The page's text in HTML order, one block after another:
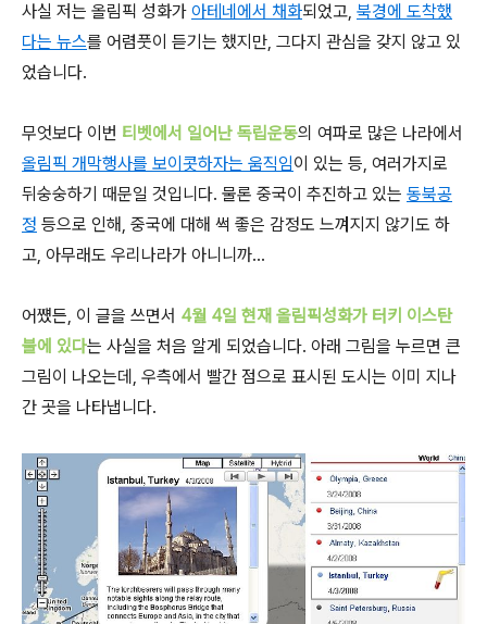
사실 저는 올림픽 성화가 아테네에서 채화되었고, 북경에 도착했
다는 뉴스를 어렴풋이 듣기는 했지만, 그다지 관심을 갖지 않고 있
었습니다.
무엇보다 이번 티벳에서 일어난 독립운동의 여파로 많은 나라에서
올림픽 개막행사를 보이콧하자는 움직임이 있는 등, 여러가지로
뒤숭숭하기 때문일 것입니다. 물론 중국이 추진하고 있는 동북공
정 등으로 인해, 중국에 대해 썩 좋은 감정도 느껴지지 않기도 하
고, 아무래도 우리나라가 아니니까...
어쩄든, 이 글을 쓰면서 4월 4일 현재 올림픽성화가 터키 이스탄
불에 있다는 사실을 처음 알게 되었습니다. 아래 그림을 누르면 큰
그림이 나오는데, 우측에서 빨간 점으로 표시된 도시는 이미 지나
간 곳을 나타냅니다.